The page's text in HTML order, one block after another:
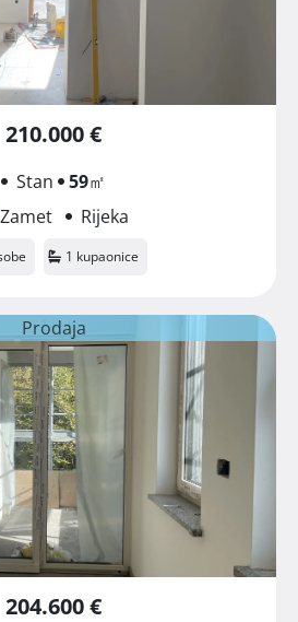
210.000 €
Stan 59㎡
Zamet
Rijeka
1 kupaonice
Prodaja
204.600 €